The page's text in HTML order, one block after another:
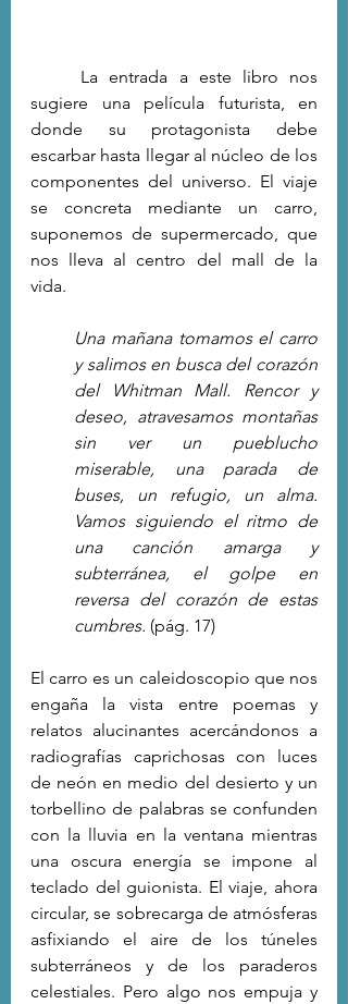
sugiere una película futurista, en
donde su protagonista debe
escarbar hasta llegar al núcleo de los
componentes del universo. El viaje
se concreta mediante un carro,
suponemos de supermercado, que
nos lleva al centro del mall de la
vida.
Una mañana tomamos el carro
y salimos en busca del corazón
del Whitman Mall. Rencor y
deseo, atravesamos montañas
sin ver un pueblucho
miserable, una parada de
buses, un refugio, un alma.
Vamos siguiendo el ritmo de
una canción amarga y
subterránea, el golpe en
reversa del corazón de estas
cumbres. (pág. 17)
El carro es un caleidoscopio que nos
engaña la vista entre poemas y
relatos alucinantes acercándonos a
radiografías caprichosas con luces
de neón en medio del desierto y un
torbellino de palabras se confunden
con la lluvia en la ventana mientras
una oscura energía se impone al
teclado del guionista. El viaje, ahora
circular, se sobrecarga de atmósferas
asfixiando el aire de los túneles
subterráneos y de los paraderos
celestiales. Pero algo nos empuja y